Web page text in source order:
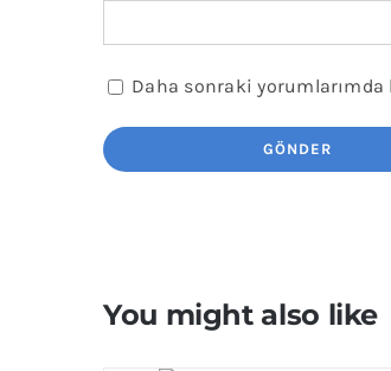
Daha sonraki yorumlarımda
You might also like